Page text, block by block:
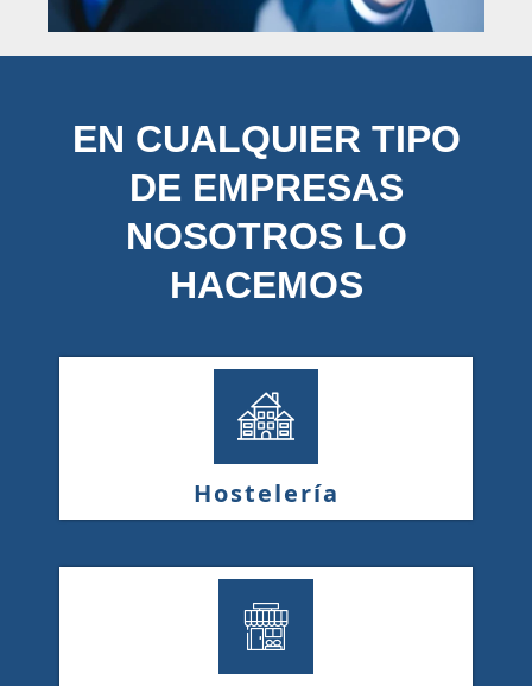
EN CUALQUIER TIPO
DE EMPRESAS
NOSOTROS LO
HACEMOS
Hostelería